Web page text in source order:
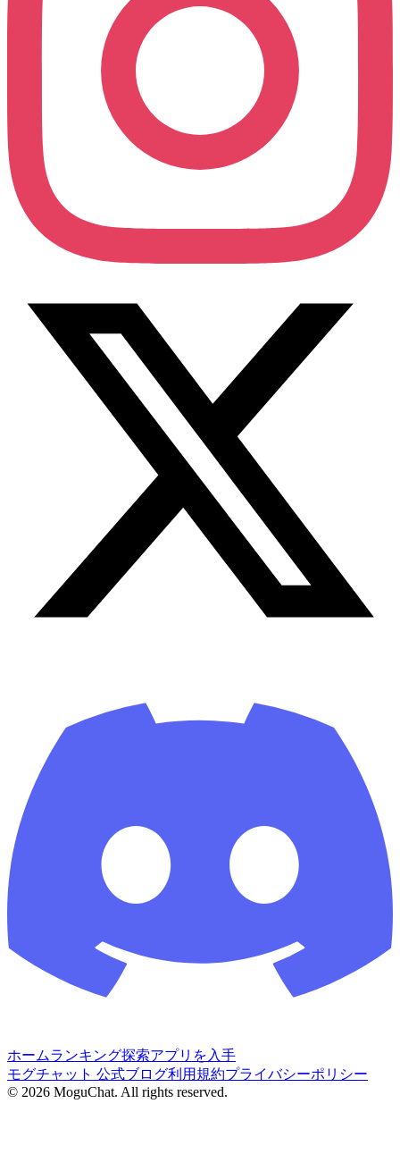
ホームランキング探索アプリを入手
モグチャット 公式ブログ利用規約プライバシーポリシー
© 2026 MoguChat. All rights reserved.